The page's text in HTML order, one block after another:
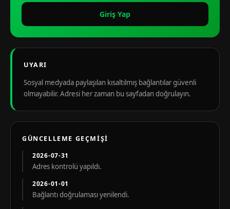
Giriş Yap
UYARI
Sosyal medyada paylaşılan kısaltılmış bağlantılar güvenli
olmayabilir. Adresi her zaman bu sayfadan doğrulayın.
GÜNCELLEME GEÇMIŞI
2026-07-31
Adres kontrolü yapıldı.
2026-01-01
Bağlantı doğrulaması yenilendi.